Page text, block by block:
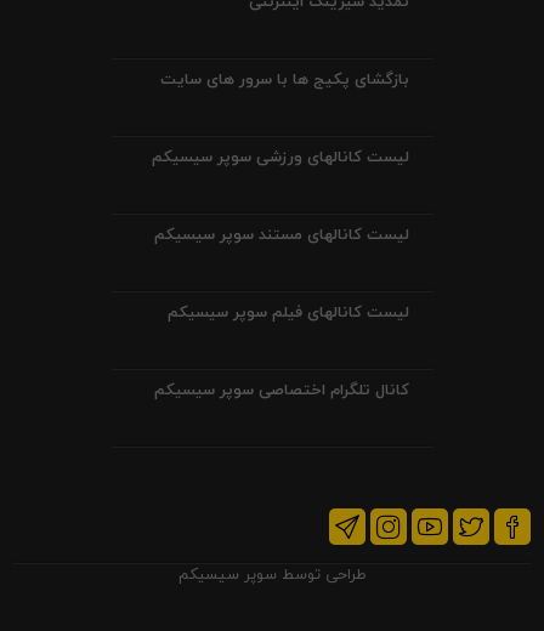
بازگشای پکیج ها با سرور های سایت
لیست کانالهای ورزشی سوپر سیسیکم
لیست کانالهای مستند سوپر سیسیکم
لیست کانالهای فیلم سوپر سیسیکم
کانال تلگرام اختصاصی سوپر سیسیکم
طراحی توسط سوپر سیسیکم